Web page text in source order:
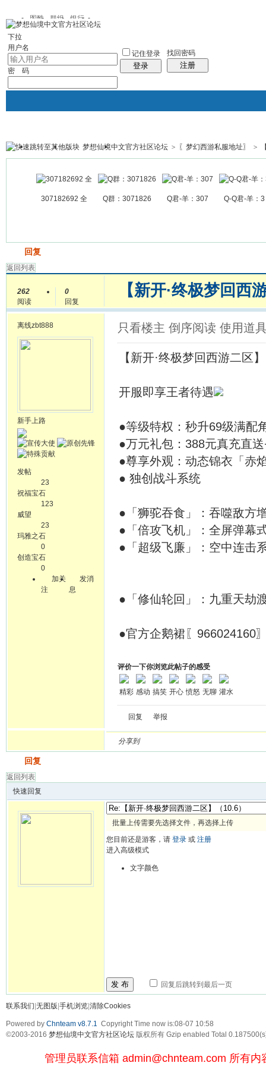
图酷 群组 银行
下拉
用户名
密 码
记住登录
登录
找回密码
注册
银行 群组聚合 我的空间
帖子
梦想仙境中文官方社区论坛 > 〖梦幻西游私服地址〗 >
307182692 全 Q群：3071826 Q君-羊：307 Q-Q君-羊：3
回复
返回列表
262
阅读
0
回复
【新开·终极梦回
离线zbt888
新手上路
发帖
23
祝福宝石
123
威望
23
玛雅之石
0
创造宝石
0
加关
注
发消
息
只看楼主 倒序阅读 使用道
【新开·终极梦回西游二区
开服即享王者待遇
●等级特权：秒升69级满配
●万元礼包：388元真充直
●尊享外观：动态锦衣「赤
● 独创战斗系统
●「狮驼吞食」：吞噬敌方
●「倍攻飞机」：全屏弹幕
●「超级飞廉」：空中连击
●「修仙轮回」：九重天劫
●官方企鹅裙〖966024160
评价一下你浏览此帖子的感受
精彩 感动 搞笑 开心 愤怒 无聊 灌水
回复 举报
分享到
回复
返回列表
快速回复
批量上传需要先选择文件，再选择上传
您目前还是游客，请 登录 或 注册
进入高级模式
文字颜色
发 布 回复后跳转到最后一页
联系我们 无图版 手机浏览 清除Cookies
Powered by Chnteam v8.7.1 Copyright Time now is:08-07 10:58
©2003-2016 梦想仙境中文官方社区论坛 版权所有 Gzip enabled Total
管理员联系信箱 admin@chnteam.com 所有内